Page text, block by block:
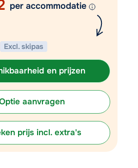
in
per accommodatie
Excl. skipas
en prijzen
aanvragen
prijs incl. extra's